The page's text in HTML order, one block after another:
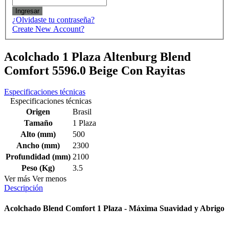
Ingresar
¿Olvidaste tu contraseña?
Create New Account?
Acolchado 1 Plaza Altenburg Blend
Comfort 5596.0 Beige Con Rayitas
Especificaciones técnicas
Especificaciones técnicas
Origen
Brasil
Tamaño
1 Plaza
Alto (mm)
500
Ancho (mm)
2300
Profundidad (mm) 2100
Peso (Kg)
3.5
Ver más Ver menos
Descripción
Acolchado Blend Comfort 1 Plaza - Máxima Suavidad y Abrigo